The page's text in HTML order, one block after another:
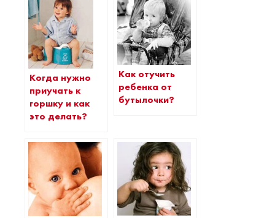
Когда нужно
приучать к
горшку и как
это делать?
Как отучить
ребенка от
бутылочки?